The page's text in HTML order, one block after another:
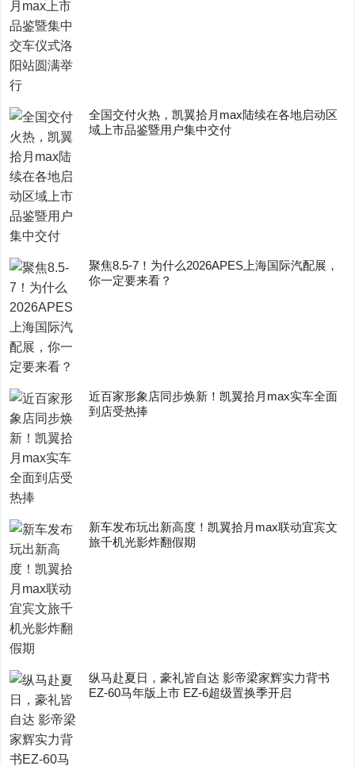
全国交付火热，凯翼拾月max陆续在各地启动区
域上市品鉴暨用户集中交付
聚焦8.5-7！为什么2026APES上海国际汽配展，
你一定要来看？
近百家形象店同步焕新！凯翼拾月max实车全面
到店受热捧
新车发布玩出新高度！凯翼拾月max联动宜宾文
旅千机光影炸翻假期
纵马赴夏日，豪礼皆自达 影帝梁家辉实力背书
EZ-60马年版上市 EZ-6超级置换季开启